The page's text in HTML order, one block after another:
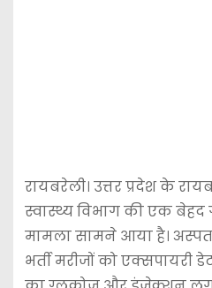
​रायबरेली। उत्तर प्रदेश के
स्वास्थ्य विभाग की एक बेहद
मामला सामने आया है।
भर्ती मरीजों को एक्सपायरी